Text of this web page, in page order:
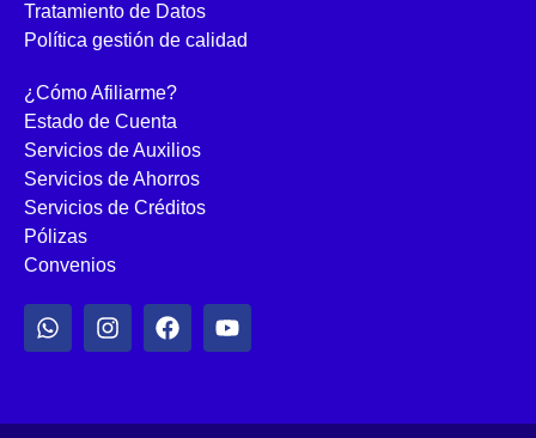
Tratamiento de Datos
Política gestión de calidad
¿Cómo Afiliarme?
Estado de Cuenta
Servicios de Auxilios
Servicios de Ahorros
Servicios de Créditos
Pólizas
Convenios